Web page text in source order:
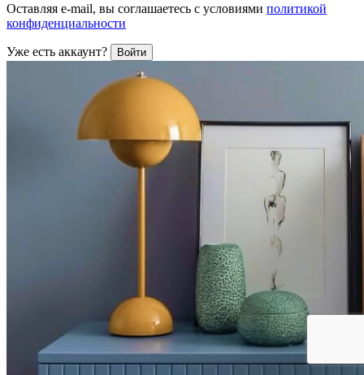
Оставляя e-mail, вы соглашаетесь с условиями политикой
конфиденциальности
Уже есть аккаунт? Войти